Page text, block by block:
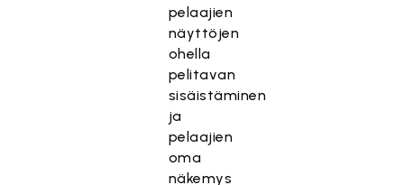
pelaajien
näyttöjen
ohella
pelitavan
sisäistäminen
ja
pelaajien
oma
näkemys